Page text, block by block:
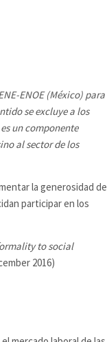
ENOE (México) para
se excluye a los
un componente
al sector de los
la generosidad de
participar en los
to social
2016)